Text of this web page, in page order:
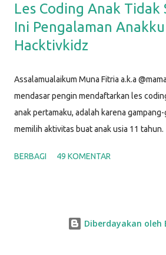
Les Coding Anak Tidak
Ini Pengalaman
Hacktivkidz
Assalamualaikum Muna Fitria a.k.a
mendasar pengin mendaftarkan les
anak pertamaku, adalah karena
memilih aktivitas buat anak usia 11
produktif, yang sesuai dengan minatnya,
alhamdulillah kami memutuskan bahwa
BERBAGI 49 KOMENTAR
Diberdayakan oleh